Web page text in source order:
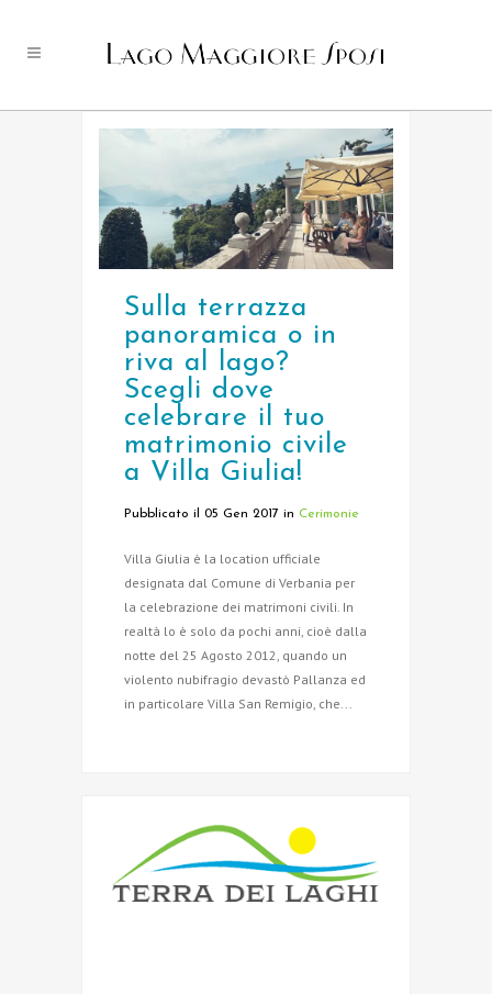
Sulla terrazza
panoramica o in
riva al lago?
Scegli dove
celebrare il tuo
matrimonio civile
a Villa Giulia!
Pubblicato il 05 Gen 2017 in Cerimonie
Villa Giulia è la location ufficiale
designata dal Comune di Verbania per
la celebrazione dei matrimoni civili. In
realtà lo è solo da pochi anni, cioè dalla
notte del 25 Agosto 2012, quando un
violento nubifragio devastò Pallanza ed
in particolare Villa San Remigio, che...